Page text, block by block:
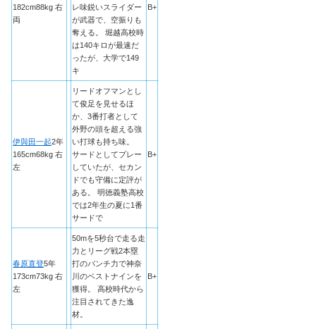
182cm88kg 右
両
レ味鋭いスライダー
が武器で、空振りも
奪える。 堀越高校時
は140キロが最速だ
ったが、大学で149
キ
B+
伊與田一起2年
165cm68kg 右
左
リードオフマンとし
て俊足を見せるほ
か、3番打者として
外野の頭を超える強
い打球も持ち味。
サードとしてプレー
していたが、セカン
ドでも守備に定評が
ある。 明徳義塾高校
では2年生の夏に1番
サードで
B+
春原直登5年
173cm73kg 右
左
50mを5秒台で走る走
力とリーグ戦2本塁
打のパンチ力で神奈
川のベストナインを
獲得。 高校時代から
注目されてきた逸
材。
B+